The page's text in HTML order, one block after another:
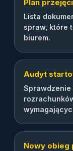
Plan
Lista
spraw, które
biurem.
Audyt
Sprawdzenie
Nowy obieg